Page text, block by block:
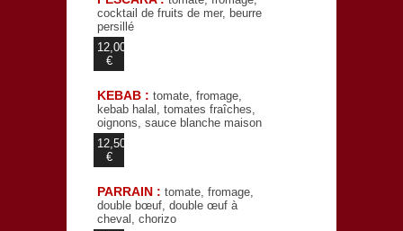
cocktail de fruits de mer, beurre
persillé
12,00
€
KEBAB : tomate, fromage,
kebab halal, tomates fraîches,
oignons, sauce blanche maison
12,50
€
PARRAIN : tomate, fromage,
double bœuf, double œuf à
cheval, chorizo